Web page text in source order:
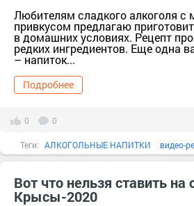
Любителям сладкого алкоголя
привкусом предлагаю
в домашних условиях. Рецепт
редких ингредиентов. Еще одна
– напиток...
Подробнее
0 0
Теги: АЛКОГОЛЬНЫЕ НАПИТКИ видео-
Вот что нельзя ставить на
Крысы-2020